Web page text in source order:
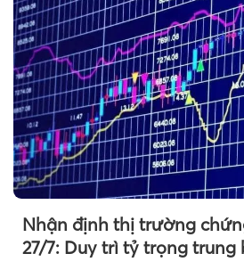
Nhận định thị trường
27/7: Duy trì tỷ trọng trung